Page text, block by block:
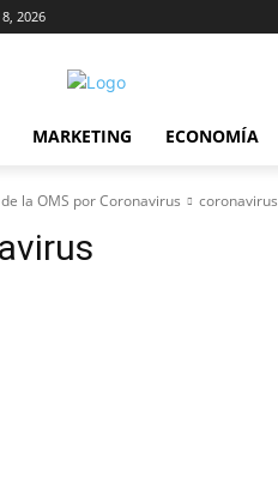
2026
MARKETING ECONOMÍA
la OMS por Coronavirus coronavirus